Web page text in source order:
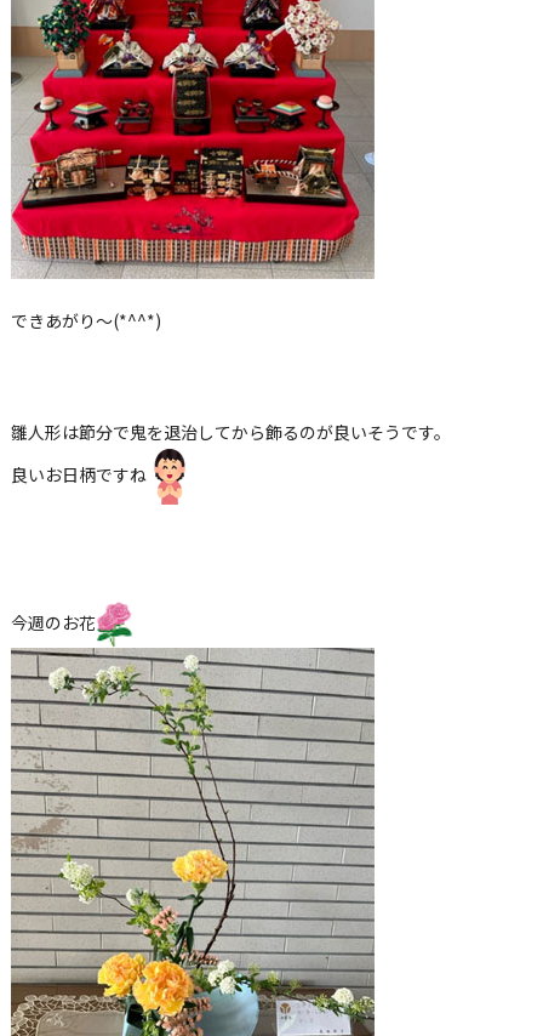
できあがり～(*^^*)
雛人形は節分で鬼を退治してから飾るのが良いそうです。
良いお日柄ですね
今週のお花